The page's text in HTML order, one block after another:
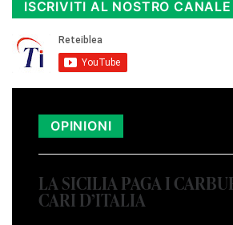
ISCRIVITI AL NOSTRO
OPINIONI
LA SICILIA PAGA I
CARI D’ITALIA